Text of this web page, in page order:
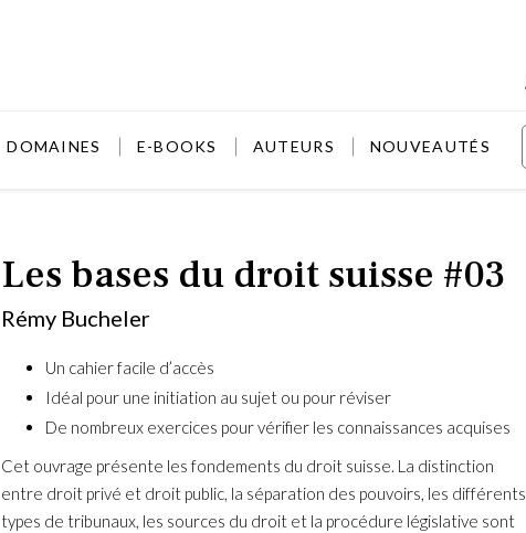
DOMAINES E-BOOKS AUTEURS NOUVEAUTÉS
Les bases du droit suisse #03
Rémy Bucheler
Un cahier facile d’accès
Idéal pour une initiation au sujet ou pour réviser
De nombreux exercices pour vérifier les connaissances acquises
Cet ouvrage présente les fondements du droit suisse. La distinction
entre droit privé et droit public, la séparation des pouvoirs, les différents
types de tribunaux, les sources du droit et la procédure législative sont